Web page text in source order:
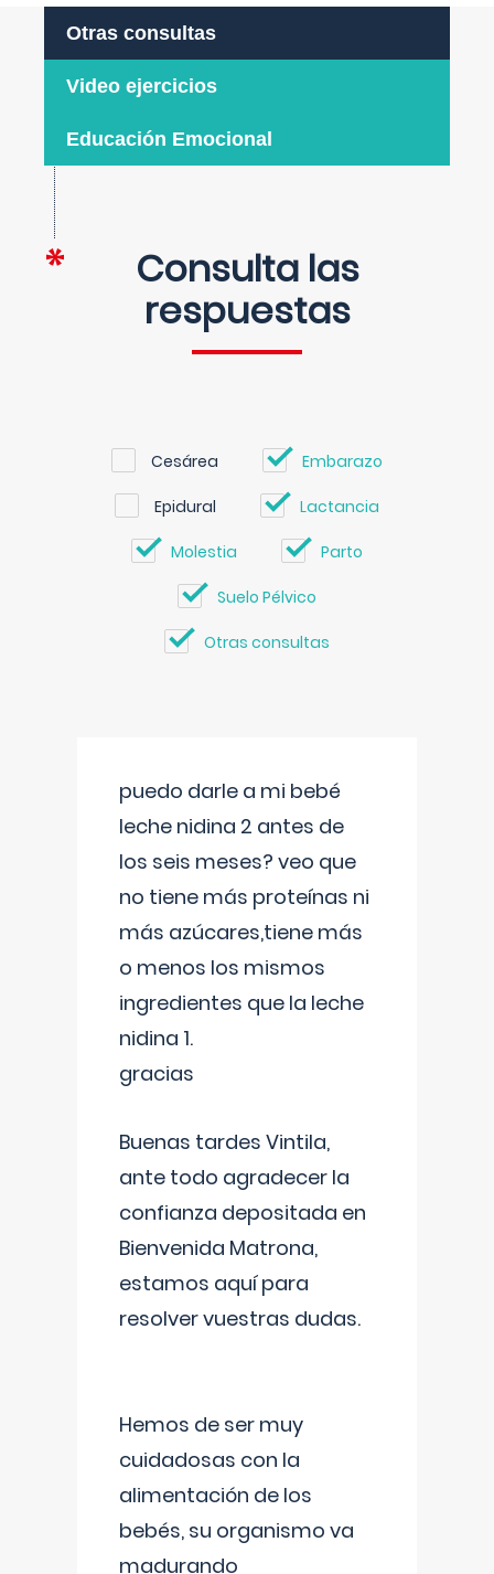
Otras consultas
Video ejercicios
Educación Emocional
Consulta las
respuestas
Cesárea Embarazo
Epidural Lactancia
Molestia Parto
Suelo Pélvico
Otras consultas
puedo darle a mi bebé
leche nidina 2 antes de
los seis meses? veo que
no tiene más proteínas ni
más azúcares,tiene más
o menos los mismos
ingredientes que la leche
nidina 1.
gracias
Buenas tardes Vintila,
ante todo agradecer la
confianza depositada en
Bienvenida Matrona,
estamos aquí para
resolver vuestras dudas.
Hemos de ser muy
cuidadosas con la
alimentación de los
bebés, su organismo va
madurando